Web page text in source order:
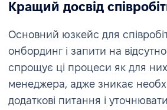
Кращий досвід
Основний юзкейс для
онбординг і запити на
спрощує ці процеси як для
менеджера, адже зникає
додаткові питання і